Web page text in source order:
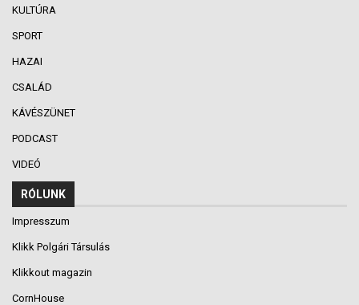
KULTÚRA
SPORT
HAZAI
CSALÁD
KÁVÉSZÜNET
PODCAST
VIDEÓ
RÓLUNK
Impresszum
Klikk Polgári Társulás
Klikkout magazin
CornHouse